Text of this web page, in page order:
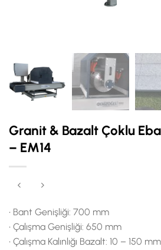
Granit & Bazalt Çoklu
– EM14
• Bant Genişliği: 700 mm
• Çalışma Genişliği: 650 mm
• Çalışma Kalınlığı Bazalt: 10 – 150 mm